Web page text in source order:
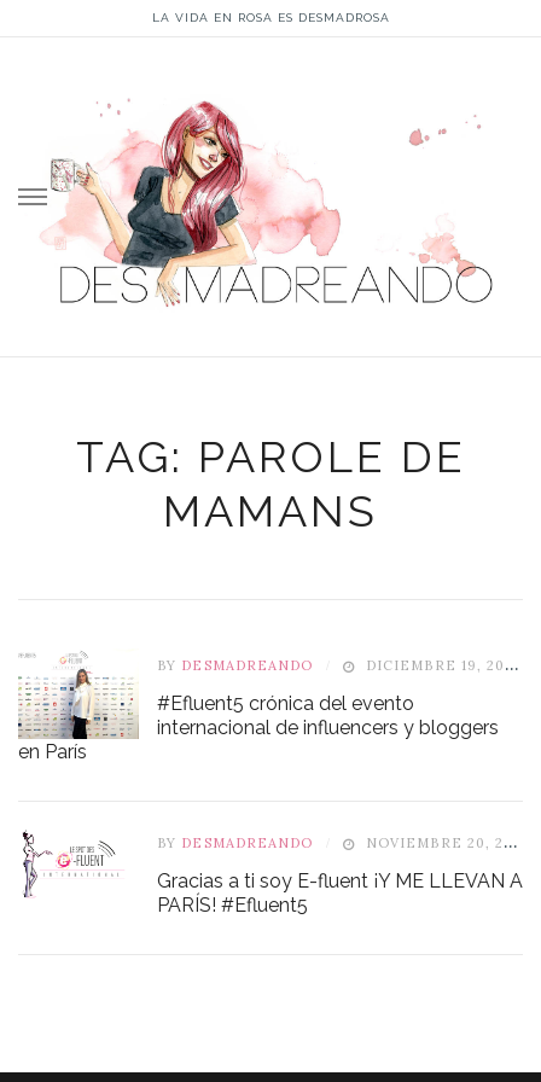
LA VIDA EN ROSA ES DESMADROSA
TAG: PAROLE DE
MAMANS
BY DESMADREANDO DICIEMBRE 19, 2016
#Efluent5 crónica del evento
internacional de influencers y bloggers
en París
BY DESMADREANDO NOVIEMBRE 20, 2016
Gracias a ti soy E-fluent ¡Y ME LLEVAN A
PARÍS! #Efluent5